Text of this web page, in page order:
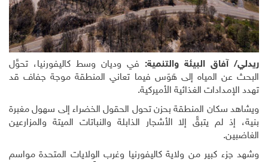
ريدلي/ آفاق البيئة والتنمية: في وديان وسط كاليفورنيا، تحوَّل
البحث عن المياه إلى هَوَس فيما تعاني المنطقة موجة جفاف قد
تهدد الإمدادات الغذائية الأميركية.
ويشاهد سكان المنطقة بحزن تحول الحقول الخضراء إلى سهول مغبرة
بنية، إذ لم يتبقَّ إلا الأشجار الذابلة والنباتات الميتة والمزارعين
الغاضبين.
وشهد جزء كبير من ولاية كاليفورنيا وغرب الولايات المتحدة مواسم